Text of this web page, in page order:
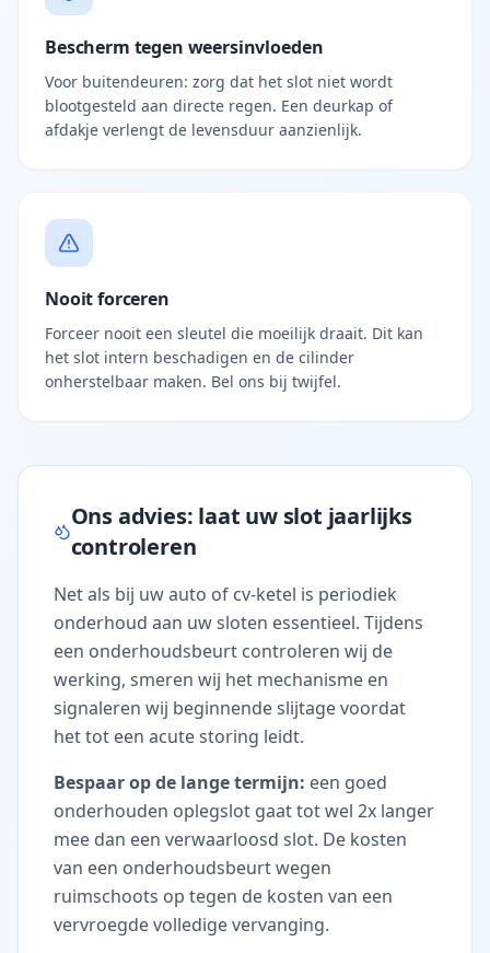
Bescherm tegen weersinvloeden
Voor buitendeuren: zorg dat het slot niet wordt
blootgesteld aan directe regen. Een deurkap of
afdakje verlengt de levensduur aanzienlijk.
Nooit forceren
Forceer nooit een sleutel die moeilijk draait. Dit kan
het slot intern beschadigen en de cilinder
onherstelbaar maken. Bel ons bij twijfel.
Ons advies: laat uw slot jaarlijks
controleren
Net als bij uw auto of cv-ketel is periodiek
onderhoud aan uw sloten essentieel. Tijdens
een onderhoudsbeurt controleren wij de
werking, smeren wij het mechanisme en
signaleren wij beginnende slijtage voordat
het tot een acute storing leidt.
Bespaar op de lange termijn: een goed
onderhouden oplegslot gaat tot wel 2x langer
mee dan een verwaarloosd slot. De kosten
van een onderhoudsbeurt wegen
ruimschoots op tegen de kosten van een
vervroegde volledige vervanging.